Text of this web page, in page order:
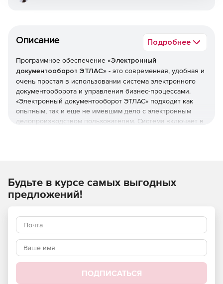
Описание Подробнее
Программное обеспечение «Электронный
документооборот ЭТЛАС» - это современная, удобная и
очень простая в использовании система электронного
документооборота и управления бизнес-процессами.
«Электронный документооборот ЭТЛАС» подходит как
опытным, так и еще не имевшим дело с электронным
делопроизводством пользователям. Система включает в
нумерацию, именование и размещение объектов
системы.
Высокий уровень дисциплины сотрудников.
Новый уровень коммуникаций в организации.
Будьте в курсе самых выгодных
предложений!
ПОДПИСАТЬСЯ